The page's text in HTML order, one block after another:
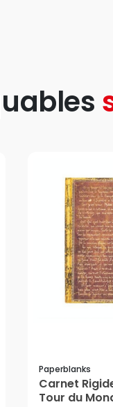
Paperblanks
Carnet
Tour du